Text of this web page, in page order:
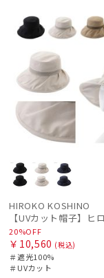
HIROKO KOSHINO
20%OFF
￥10,560 (税込)
＃遮光100%
＃UVカット